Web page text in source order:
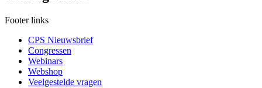
Footer links
CPS Nieuwsbrief
Congressen
Webinars
Webshop
Veelgestelde vragen